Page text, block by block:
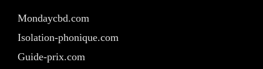
Mondaycbd.com
Isolation-phonique.com
Guide-prix.com